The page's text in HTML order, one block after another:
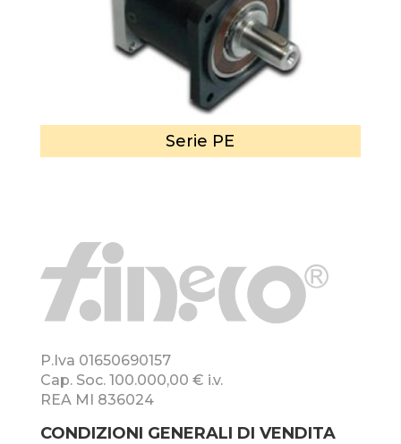
Serie PE
P.Iva 01650690157
Cap. Soc. 100.000,00 € i.v.
REA MI 836024
CONDIZIONI GENERALI DI VENDITA